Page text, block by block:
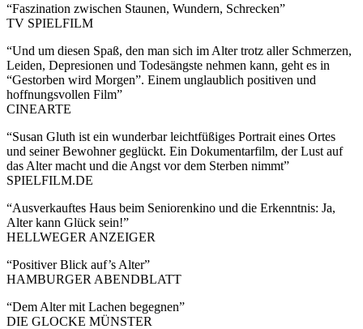
“Faszination zwischen Staunen, Wundern, Schrecken”
TV SPIELFILM
“Und um diesen Spaß, den man sich im Alter trotz aller Schmerzen,
Leiden, Depresionen und Todesängste nehmen kann, geht es in
“Gestorben wird Morgen”. Einem unglaublich positiven und
hoffnungsvollen Film”
CINEARTE
“Susan Gluth ist ein wunderbar leichtfüßiges Portrait eines Ortes
und seiner Bewohner geglückt. Ein Dokumentarfilm, der Lust auf
das Alter macht und die Angst vor dem Sterben nimmt”
SPIELFILM.DE
“Ausverkauftes Haus beim Seniorenkino und die Erkenntnis: Ja,
Alter kann Glück sein!”
HELLWEGER ANZEIGER
“Positiver Blick auf’s Alter”
HAMBURGER ABENDBLATT
“Dem Alter mit Lachen begegnen”
DIE GLOCKE MÜNSTER